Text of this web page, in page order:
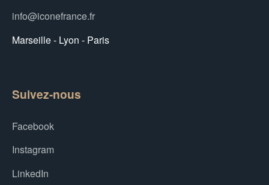
info@iconefrance.fr
Marseille - Lyon - Paris
Suivez-nous
Facebook
Instagram
LinkedIn